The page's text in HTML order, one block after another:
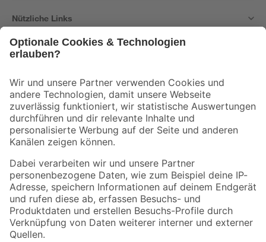
Nützliche Links
Der toom Newsletter: Keine Angebote und Aktionen mehr verpassen!
Zur Newsletter Anmeldung
Folge uns
Zahlungsarten Versandarten